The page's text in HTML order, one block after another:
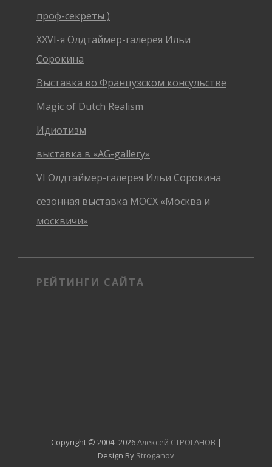
проф-секреты )
XXVI-я Олдтаймер-галерея Ильи
Сорокина
Выставка во Французском консульстве
Magic of Dutch Realism
Идиотизм
выставка в «AG-gallery»
VI Олдтаймер-галерея Ильи Сорокина
сезонная выставка МОСХ «Москва и
москвичи»
РЕЙТИНГИ САЙТА
Copyright © 2004–2026Алексей СТРОГАНОВ |
Design By Stroganov